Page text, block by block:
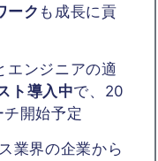
ーク も成長に貢
エンジニアの適
ト導入中で、20
開始予定
業界の企業から